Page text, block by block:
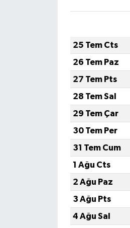
25 Tem Cts
26 Tem Paz
27 Tem Pts
28 Tem Sal
29 Tem Çar
30 Tem Per
31 Tem Cum
1 Ağu Cts
2 Ağu Paz
3 Ağu Pts
4 Ağu Sal